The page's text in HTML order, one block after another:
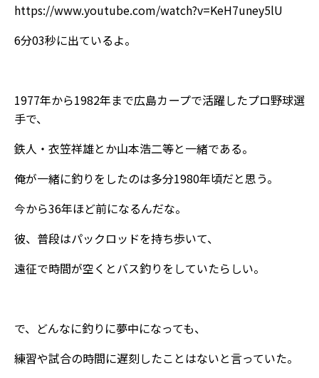
https://www.youtube.com/watch?v=KeH7uney5lU
6分03秒に出ているよ。
1977年から1982年まで広島カープで活躍したプロ野球選
手で、
鉄人・衣笠祥雄とか山本浩二等と一緒である。
俺が一緒に釣りをしたのは多分1980年頃だと思う。
今から36年ほど前になるんだな。
彼、普段はパックロッドを持ち歩いて、
遠征で時間が空くとバス釣りをしていたらしい。
で、どんなに釣りに夢中になっても、
練習や試合の時間に遅刻したことはないと言っていた。